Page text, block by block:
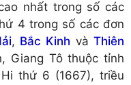
nhất trong số các
4 trong số các đơn
, Bắc Kinh vàThiên
Giang Tô thuộc tỉnh
thứ 6 (1667), triều